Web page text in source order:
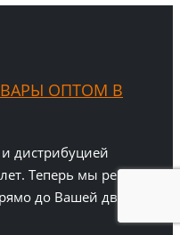
ОПТОМ В
дистрибуцией
Теперь мы решили
до Вашей двери!